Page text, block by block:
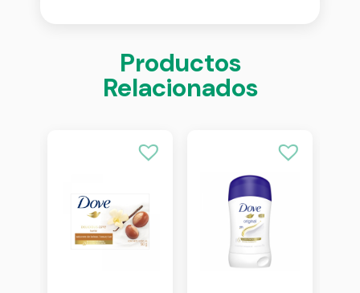
Productos
Relacionados